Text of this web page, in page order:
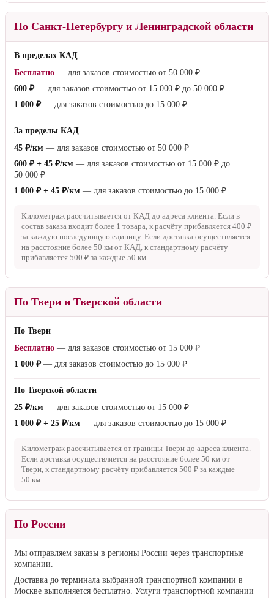
По Санкт-Петербургу и Ленинградской области
В пределах КАД
Бесплатно — для заказов стоимостью от 50 000 ₽
600 ₽— для заказов стоимостью от 15 000 ₽ до 50 000 ₽
1 000 ₽— для заказов стоимостью до 15 000 ₽
За пределы КАД
45 ₽/км — для заказов стоимостью от 50 000 ₽
600 ₽ + 45 ₽/км — для заказов стоимостью от 15 000 ₽ до
50 000 ₽
1 000 ₽ + 45 ₽/км — для заказов стоимостью до 15 000 ₽
Километраж рассчитывается от КАД до адреса клиента. Если в
состав заказа входит более 1 товара, к расчёту прибавляется 400 ₽
за каждую последующую единицу. Если доставка осуществляется
на расстояние более 50 км от КАД, к стандартному расчёту
прибавляется 500 ₽ за каждые 50 км.
По Твери и Тверской области
По Твери
Бесплатно — для заказов стоимостью от 15 000 ₽
1 000 ₽— для заказов стоимостью до 15 000 ₽
По Тверской области
25 ₽/км — для заказов стоимостью от 15 000 ₽
1 000 ₽ + 25 ₽/км — для заказов стоимостью до 15 000 ₽
Километраж рассчитывается от границы Твери до адреса клиента.
Если доставка осуществляется на расстояние более 50 км от
Твери, к стандартному расчёту прибавляется 500 ₽ за каждые
50 км.
По России
Мы отправляем заказы в регионы России через транспортные
компании.
Доставка до терминала выбранной транспортной компании в
Москве выполняется бесплатно. Услуги транспортной компании